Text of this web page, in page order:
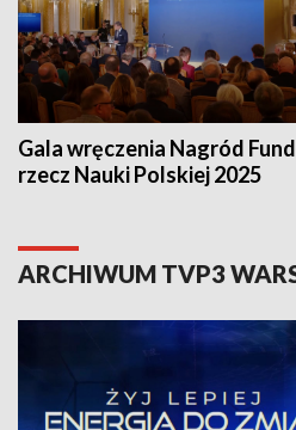
Gala wręczenia Nagród
rzecz Nauki Polskiej 2025
ARCHIWUM TVP3